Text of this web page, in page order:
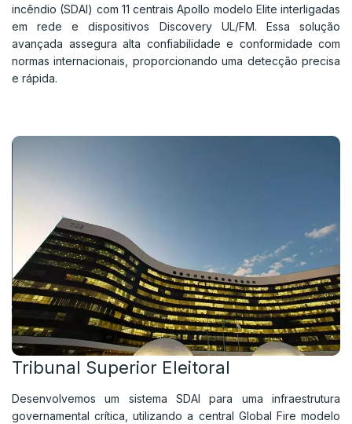
incêndio (SDAI) com 11 centrais Apollo modelo Elite interligadas
em rede e dispositivos Discovery UL/FM. Essa solução
avançada assegura alta confiabilidade e conformidade com
normas internacionais, proporcionando uma detecção precisa
e rápida.
Tribunal Superior Eleitoral
Desenvolvemos um sistema SDAI para uma infraestrutura
governamental crítica, utilizando a central Global Fire modelo